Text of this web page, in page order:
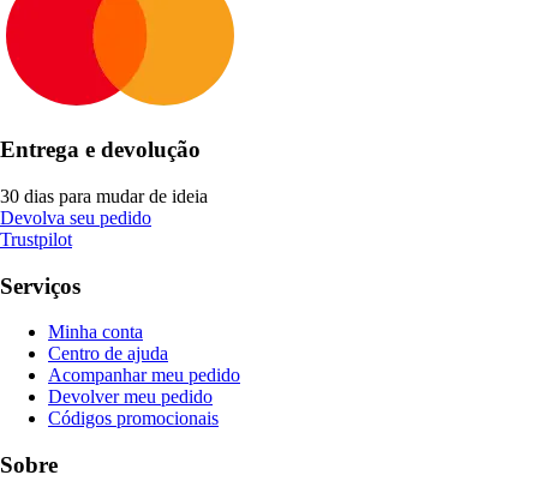
Entrega e devolução
30 dias para mudar de ideia
Devolva seu pedido
Trustpilot
Serviços
Minha conta
Centro de ajuda
Acompanhar meu pedido
Devolver meu pedido
Códigos promocionais
Sobre